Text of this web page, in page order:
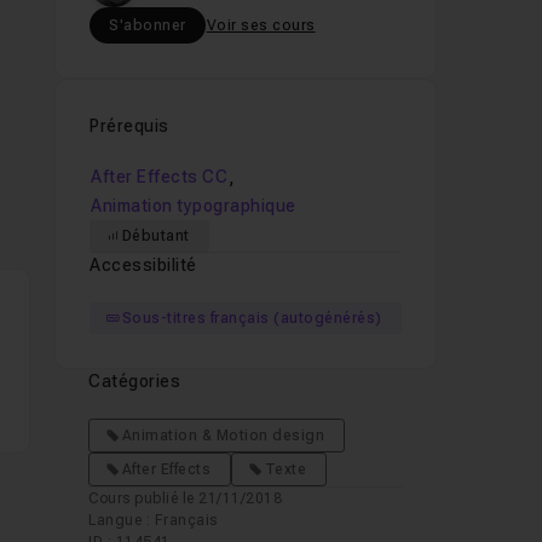
S'abonner Voir ses cours
Prérequis
After Effects CC ,
Animation typographique
Débutant
Accessibilité
Sous-titres français (autogénérés)
Catégories
Animation & Motion design
After Effects
Texte
Cours publié le 21/11/2018
Langue : Français